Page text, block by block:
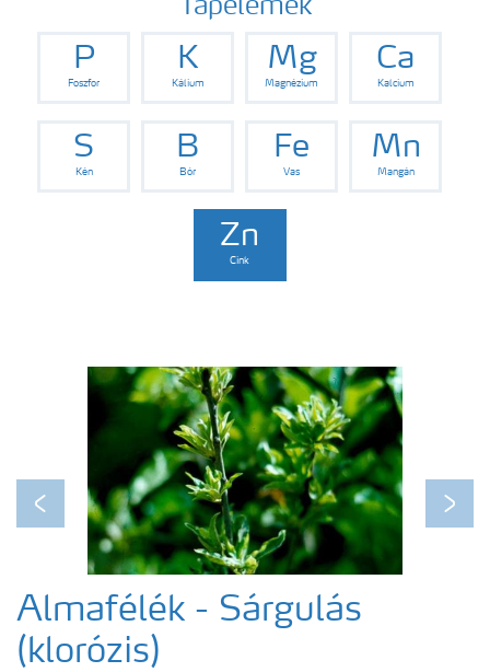
Kísérleti eredmények
Kiadványaink
Eszközök, szolgáltatások
Műtrágya biztonságos kezelése
Egészséges növény - egészséges bolygó
Fenológiai ábrák
Tápelemek
P
Foszfor
K
Kálium
Mg
Magnézium
Ca
Kalcium
S
Kén
B
Bór
Fe
Vas
Mn
Mangán
Zn
Cink
Previous Next
Almafélék - Sárgulás
(klorózis)